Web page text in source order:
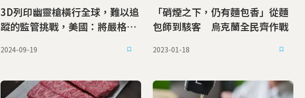
3D列印幽靈槍橫行全球，難以追
蹤的監管挑戰，美國：將嚴格取
2024-09-19
「硝煙之下，仍有麵包香」從麵
包師到駭客 烏克蘭全民齊作戰
2023-01-18